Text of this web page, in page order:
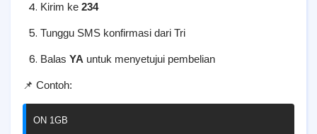
Kirim ke 234
Tunggu SMS konfirmasi dari Tri
Balas YA untuk menyetujui pembelian
📌 Contoh:
ON 1